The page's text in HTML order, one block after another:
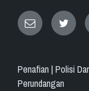
Email
Penafian | Polisi
Perundangan